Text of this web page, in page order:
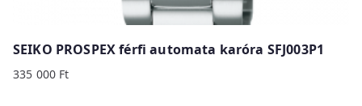
SEIKO PROSPEX férfi automata karóra SFJ003P1
335 000 Ft